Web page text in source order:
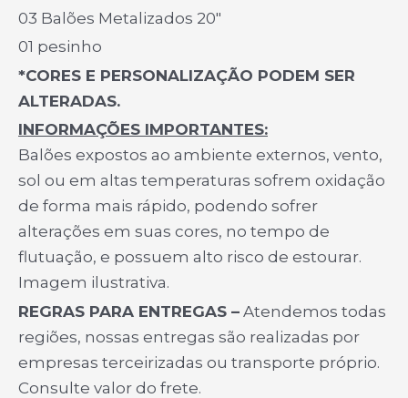
03 Balões Metalizados 20″
01 pesinho
*CORES E PERSONALIZAÇÃO PODEM SER
ALTERADAS.
INFORMAÇÕES IMPORTANTES:
Balões expostos ao ambiente externos, vento,
sol ou em altas temperaturas sofrem oxidação
de forma mais rápido, podendo sofrer
alterações em suas cores, no tempo de
flutuação, e possuem alto risco de estourar.
Imagem ilustrativa.
REGRAS PARA ENTREGAS – Atendemos todas
regiões, nossas entregas são realizadas por
empresas terceirizadas ou transporte próprio.
Consulte valor do frete.